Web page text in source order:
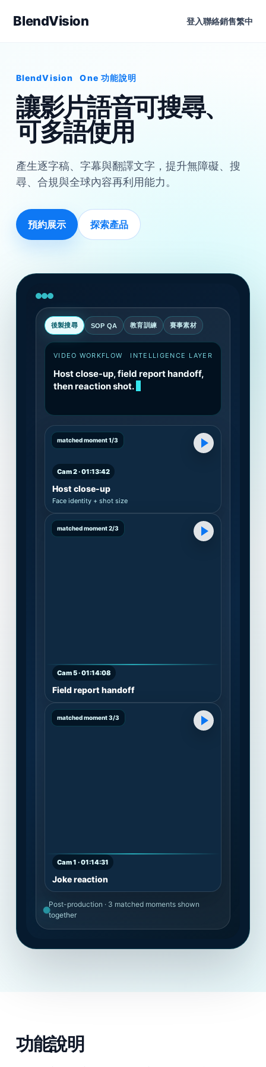
BlendVision 登入聯絡銷售繁中
BlendVision One 功能說明
讓影片語音可搜尋、
可多語使用
產生逐字稿、字幕與翻譯文字，提升無障礙、搜
尋、合規與全球內容再利用能力。
預約展示 探索產品
後製搜尋 SOP QA 教育訓練 賽事素材
VIDEO WORKFLOW INTELLIGENCE LAYER
Host close-up, field report handoff,
then reaction shot.
matched moment 1/3
Cam 2 · 01:13:42
Host close-up
Face identity + shot size
matched moment 2/3
Cam 5 · 01:14:08
Field report handoff
matched moment 3/3
Cam 1 · 01:14:31
Joke reaction
Post-production · 3 matched moments shown
together
功能說明